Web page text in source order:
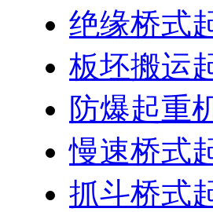
绝缘桥式
板坯搬运
防爆起重
慢速桥式
抓斗桥式